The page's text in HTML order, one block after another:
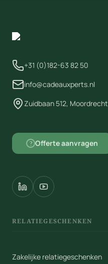
+31 (0)182-63 82 50
info@cadeauxperts.nl
Zuidbaan 512, Moordrecht
? Offerte aanvragen
RELATIEGESCHENKEN
Zakelijke relatiegeschenken